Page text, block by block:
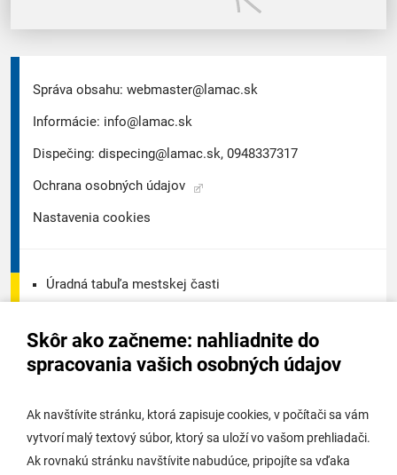
Skôr ako začneme: nahliadnite do
spracovania vašich osobných údajov
Ak navštívite stránku, ktorá zapisuje cookies, v počítači sa vám
vytvorí malý textový súbor, ktorý sa uloží vo vašom prehliadači.
Ak rovnakú stránku navštívite nabudúce, pripojíte sa vďaka
Správa obsahu: webmaster@lamac.sk
Informácie: info@lamac.sk
Dispečing: dispecing@lamac.sk, 0948337317
Ochrana osobných údajov
Nastavenia cookies
Úradná tabuľa mestskej časti
Úradná tabuľa stavebného úradu
Potrebujem vybaviť